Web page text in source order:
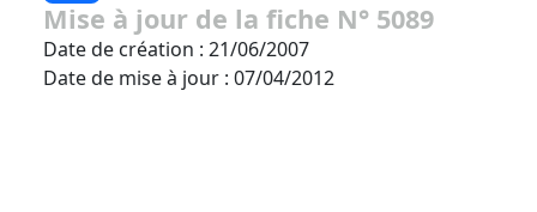
Mise à jour de la fiche N° 5089
Date de création : 21/06/2007
Date de mise à jour : 07/04/2012